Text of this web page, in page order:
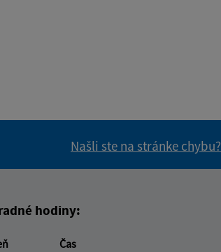
Našli ste na stránke chybu?
hodiny:
Čas